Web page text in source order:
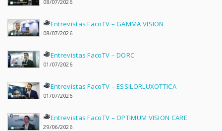
08/07/2026
Entrevistas FacoTV – GAMMA VISION
08/07/2026
Entrevistas FacoTV – DORC
01/07/2026
Entrevistas FacoTV – ESSILORLUXOTTICA
01/07/2026
Entrevistas FacoTV – OPTIMUM VISION CARE
29/06/2026